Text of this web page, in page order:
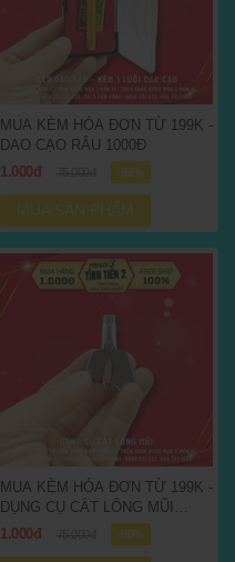
MUA KÈM HÓA ĐƠN TỪ 199K -
DAO CẠO RÂU 1000Đ
1.000đ
-98%
MUA SẢN PHẨM
MUA KÈM HÓA ĐƠN TỪ 199K -
DỤNG CỤ CẮT LÔNG MŨI
1000Đ
1.000đ -98%